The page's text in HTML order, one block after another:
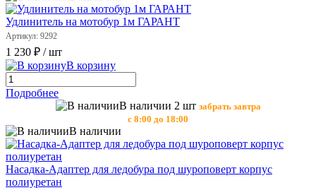
Удлинитель на мотобур 1м ГАРАНТ
Артикул: 9292
1 230 ₽ / шт
В корзину
Подробнее
В наличии 2 шт забрать завтра
с 8:00 до 18:00
В наличии
Насадка-Адаптер для ледобура под шуроповерт корпус
полиуретан